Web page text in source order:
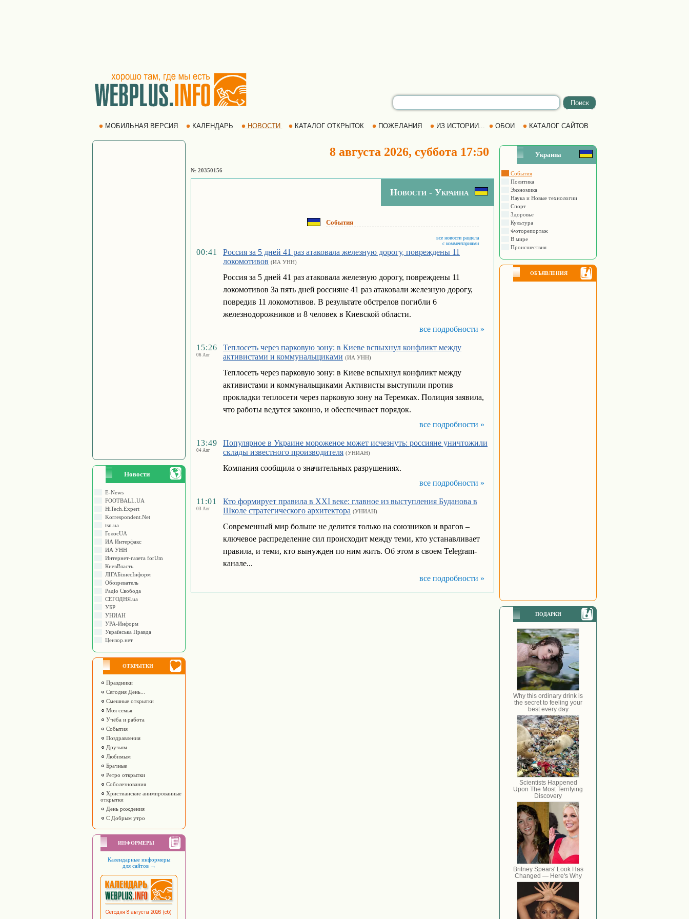
МОБИЛЬНАЯ ВЕРСИЯ КАЛЕНДАРЬ НОВОСТИ КАТАЛОГ ОТКРЫТОК ПОЖЕЛАНИЯ ИЗ ИСТОРИИ... ОБОИ КАТАЛОГ САЙТОВ
Новости
E-News
FOOTBALL.UA
HiTech.Expert
Korrespondent.Net
tsn.ua
ГолосUA
ИА Интерфакс
ИА УНН
Интернет-газета forUm
КиевВласть
ЛIГАБiзнесIнформ
Обозреватель
Радіо Свобода
СЕГОДНЯ.ua
УБР
УНИАН
УРА-Информ
Українська Правда
Цензор.нет
ОТКРЫТКИ
Праздники
Сегодня День...
Смешные открытки
Моя семья
Учёба и работа
События
Поздравления
Друзьям
Любимым
Брачные
Ретро открытки
Соболезнования
Христианские анимированные
открытки
День рождения
С Добрым утро
ИНФОРМЕРЫ
Календарные информеры
для сайтов →
8 августа 2026, суббота 17:50
№ 20350156
Новости - Украина
События
все новости раздела
с комментариями
00:41
Россия за 5 дней 41 раз атаковала железную дорогу, повреждены 11
локомотивов (ИА УНН)
Россия за 5 дней 41 раз атаковала железную дорогу, повреждены 11
локомотивов За пять дней россияне 41 раз атаковали железную дорогу,
повредив 11 локомотивов. В результате обстрелов погибли 6
железнодорожников и 8 человек в Киевской области.
все подробности »
15:26
06 Авг
Теплосеть через парковую зону: в Киеве вспыхнул конфликт между
активистами и коммунальщиками (ИА УНН)
Теплосеть через парковую зону: в Киеве вспыхнул конфликт между
активистами и коммунальщиками Активисты выступили против
прокладки теплосети через парковую зону на Теремках. Полиция заявила,
что работы ведутся законно, и обеспечивает порядок.
все подробности »
13:49
04 Авг
Популярное в Украине мороженое может исчезнуть: россияне уничтожили
склады известного производителя (УНИАН)
Компания сообщила о значительных разрушениях.
все подробности »
11:01
03 Авг
Кто формирует правила в XXI веке: главное из выступления Буданова в
Школе стратегического архитектора (УНИАН)
Современный мир больше не делится только на союзников и врагов –
ключевое распределение сил происходит между теми, кто устанавливает
правила, и теми, кто вынужден по ним жить. Об этом в своем Telegram-
канале...
все подробности »
Украина
События
Политика
Экономика
Наука и Новые технологии
Спорт
Здоровье
Культура
Фоторепортаж
В мире
Происшествия
ОБЪЯВЛЕНИЯ
ПОДАРКИ